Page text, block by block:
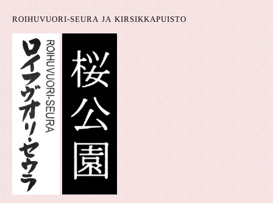
ROIHUVUORI-SEURA JA KIRSIKKAPUISTO